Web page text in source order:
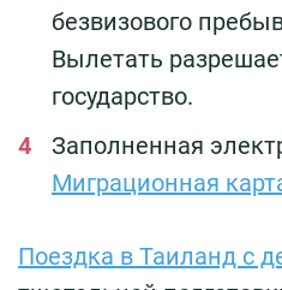
безвизового
Вылетать
государство.
Заполненная
Миграционная
Поездка в Таиланд с